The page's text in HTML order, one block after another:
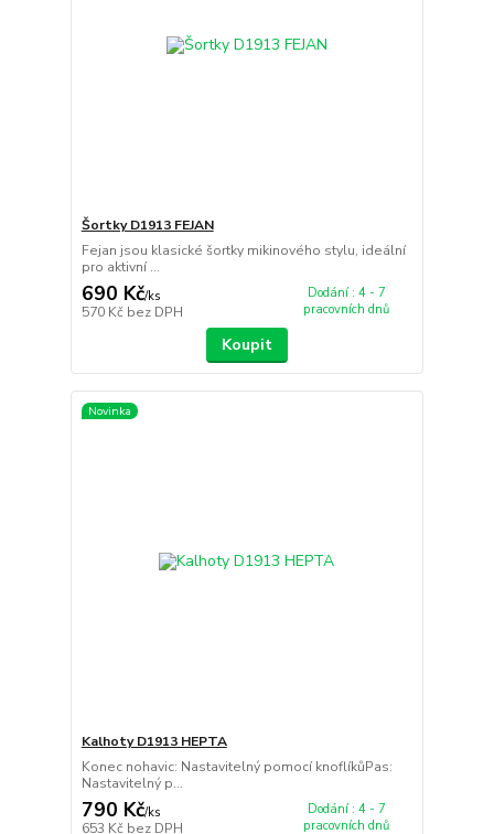
Šortky D1913 FEJAN
Fejan jsou klasické šortky mikinového stylu, ideální
pro aktivní ...
690 Kč/ks
570 Kč bez DPH
Dodání : 4 - 7
pracovních dnů
Koupit
Novinka
Kalhoty D1913 HEPTA
Konec nohavic: Nastavitelný pomocí knoflíkůPas:
Nastavitelný p...
790 Kč/ks
653 Kč bez DPH
Dodání : 4 - 7
pracovních dnů